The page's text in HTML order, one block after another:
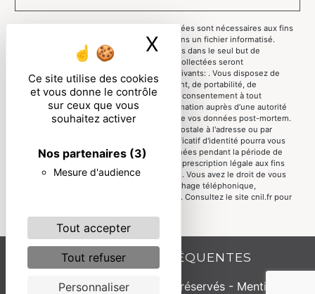
Ce site utilise des cookies
et vous donne le contrôle
sur ceux que vous
souhaitez activer
Nos partenaires (3)
Mesure d'audience
Tout accepter
Tout refuser
Personnaliser
X Masquer le
** Les données personnelles communiquées sont nécessaires aux fins
de vous contacter et sont enregistrées dans un fichier informatisé.
Elles sont destinées à et ses sous-traitants dans le seul but de
répondre à votre message. Les données collectées seront
communiquées aux seuls destinataires suivants: . Vous disposez de
droits d’accès, de rectification, d’effacement, de portabilité, de
limitation, d’opposition, de retrait de votre consentement à tout
moment et du droit d’introduire une réclamation auprès d’une autorité
de contrôle, ainsi que d’organiser le sort de vos données post-mortem.
Vous pouvez exercer ces droits par voie postale à l'adresse ou par
courrier électronique à l'adresse . Un justificatif d'identité pourra vous
être demandé. Nous conservons vos données pendant la période de
prise de contact puis pendant la durée de prescription légale aux fins
probatoires et de gestion des contentieux. Vous avez le droit de vous
inscrire sur la liste d'opposition au démarchage téléphonique,
. Consultez le site cnil.fr pour
RECHERCHES FRÉQUENTES
Vistalid- 2026 - Tous droits réservés - Mentions